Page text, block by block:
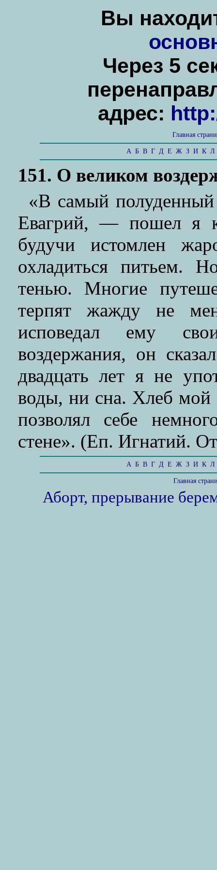
Вы
Через 5
адрес:
Главная
А Б В Г Д Е Ж З И К Л
151. О великом
«В самый
Евагрий, — пошел я
будучи истомлен
охладиться питьем.
тенью. Многие
терпят жажду не
исповедал ему
воздержания, он
двадцать лет я не
воды, ни сна. Хлеб мой
позволял себе
стене». (Еп. Игнатий.
А Б В Г Д Е Ж З И К Л
Главная
Аборт, прерывание